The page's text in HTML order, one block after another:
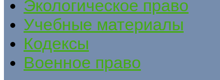
Экологическое право
Учебные материалы
Кодексы
Военное право